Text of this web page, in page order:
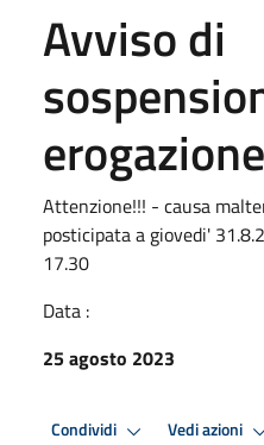
Avviso di
Attenzione!!! - causa
posticipata a giovedi'
17.30
Data :
25 agosto 2023
Condividi Vedi azioni